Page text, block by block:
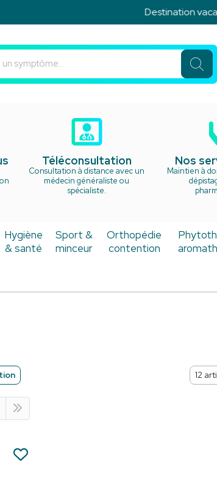
Destination
Votre pharmacie en ligne à votre service
Téléconsultation
Consultation à distance avec un
médecin généraliste ou
spécialiste.
Nos
Maintien à
Hygiène
& santé
Sport &
minceur
Orthopédie
contention